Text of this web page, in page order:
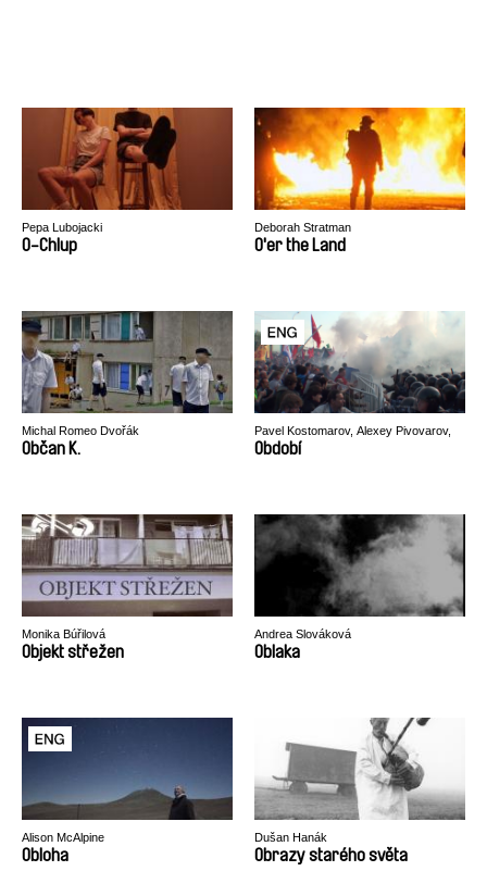
Pepa Lubojacki
O-Chlup
Deborah Stratman
O'er the Land
Michal Romeo Dvořák
Občan K.
Pavel Kostomarov, Alexey Pivovarov,
Alexander Rastorguev
Období
Monika Búřilová
Objekt střežen
Andrea Slováková
Oblaka
Alison McAlpine
Obloha
Dušan Hanák
Obrazy starého světa